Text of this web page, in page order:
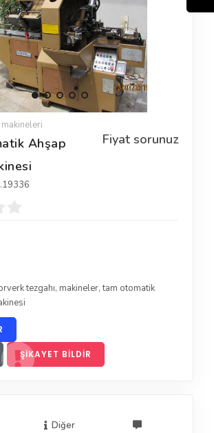
Fiyat sorunuz
Ahşap
tezgahı, makineler,tam otomatik
ŞIKAYET BILDIR
Diğer